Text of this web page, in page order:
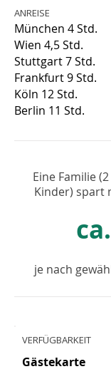
ANREISE
München 4 Std.
Wien 4,5 Std.
Stuttgart 7 Std.
Frankfurt 9 Std.
Köln 12 Std.
Berlin 11 Std.
Eine Familie
Kinder) spart
je nach
VERFÜGBARKEIT
Gästekarte